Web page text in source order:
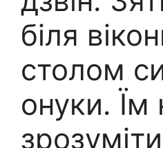
біля
столом
онуки. Їм